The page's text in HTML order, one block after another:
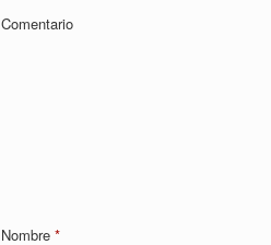
Comentario
Nombre *